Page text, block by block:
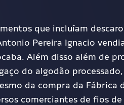
que incluíam
Pereira Ignacio
Além disso além de
do algodão
da compra da Fábrica
comerciantes de fios